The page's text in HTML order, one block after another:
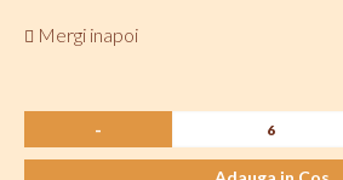
Mergi inapoi
-